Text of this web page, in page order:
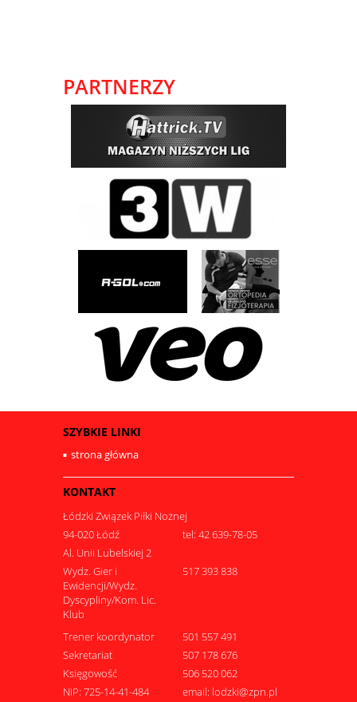
PARTNERZY
SZYBKIE LINKI
strona główna
KONTAKT
Łódzki Związek Piłki Nożnej
94-020 Łódź
tel: 42 639-78-05
Al. Unii Lubelskiej 2
Wydz. Gier i
Ewidencji/Wydz.
Dyscypliny/Kom. Lic.
Klub
517 393 838
Trener koordynator
501 557 491
Sekretariat
507 178 676
Księgowość
506 520 062
NIP: 725-14-41-484
email: lodzki@zpn.pl